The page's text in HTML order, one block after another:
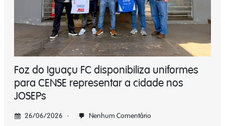
Foz do Iguaçu FC disponibiliza uniformes
para CENSE representar a cidade nos
JOSEPs
26/06/2026 Nenhum Comentário